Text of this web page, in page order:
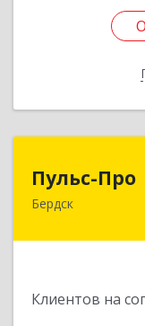
Пульс-Про
Бердск
Клиентов на
633010,